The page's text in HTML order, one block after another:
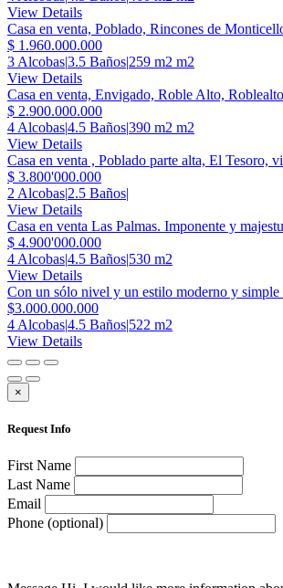
View Details
Casa en venta, Poblado, Rincones de
$ 1.960.000.000
3 Alcobas|3.5 Baños|259 m2 m2
View Details
Casa en venta, Envigado, Roble Alto,
$ 2.900.000.000
4 Alcobas|4.5 Baños|390 m2 m2
View Details
Casa en venta , Poblado parte alta, El Tesoro,
$ 3.800'000.000
2 Alcobas|2.5 Baños|
View Details
Casa en venta Las Palmas. Imponente y
$ 4.900'000.000
4 Alcobas|4.5 Baños|530 m2
View Details
Con un sólo nivel y un estilo moderno y
$3.000.000.000
4 Alcobas|4.5 Baños|522 m2
View Details
×
Request Info
First Name
Last Name
Email
Phone (optional)